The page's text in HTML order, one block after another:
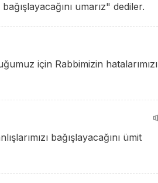
umarız" dediler.
için Rabbimizin hatalarımızı
bağışlayacağını ümit